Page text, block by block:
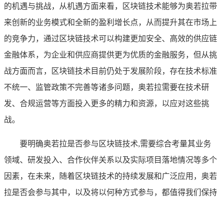
的机遇与挑战，从机遇方面来看，区块链技术能够为奥若拉带
来创新的业务模式和全新的盈利增长点，从而提升其在市场上
的竞争力，通过区块链技术可以构建更加安全、高效的供应链
金融体系，为企业和供应商提供更为优质的金融服务，但从挑
战方面而言，区块链技术目前仍处于发展阶段，存在技术标准
不统一、监管政策不完善等诸多问题，奥若拉需要在技术研
发、合规运营等方面投入更多的精力和资源，以应对这些挑
战。
要明确奥若拉是否参与区块链技术,需要综合考量其业务
领域、研发投入、合作伙伴关系以及实际项目落地情况等多个
因素，在未来，随着区块链技术的持续发展和广泛应用，奥若
拉是否会参与其中，以及将以何种方式参与，都值得我们保持